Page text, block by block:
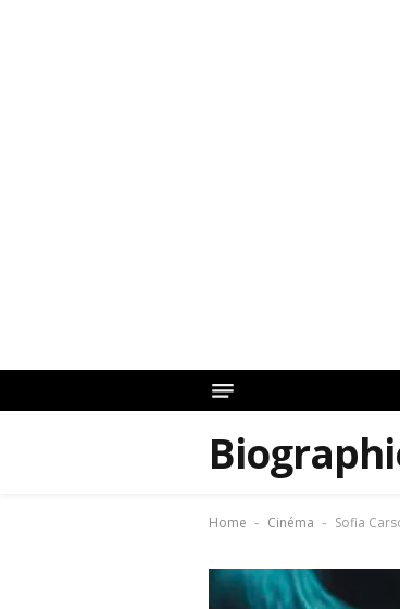
Home - Cinéma - Sofia